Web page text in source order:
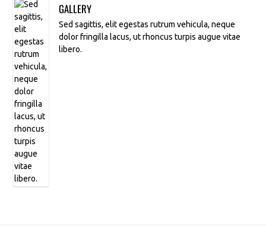
GALLERY
Sed sagittis, elit egestas rutrum vehicula, neque
dolor fringilla lacus, ut rhoncus turpis augue vitae
libero.